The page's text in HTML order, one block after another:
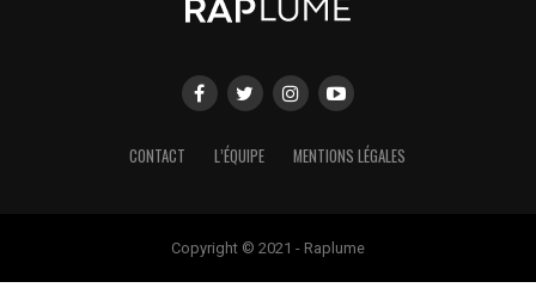
CONTACT L’ÉQUIPE MENTIONS LÉGALES
Copyright © 2021 - Raplume